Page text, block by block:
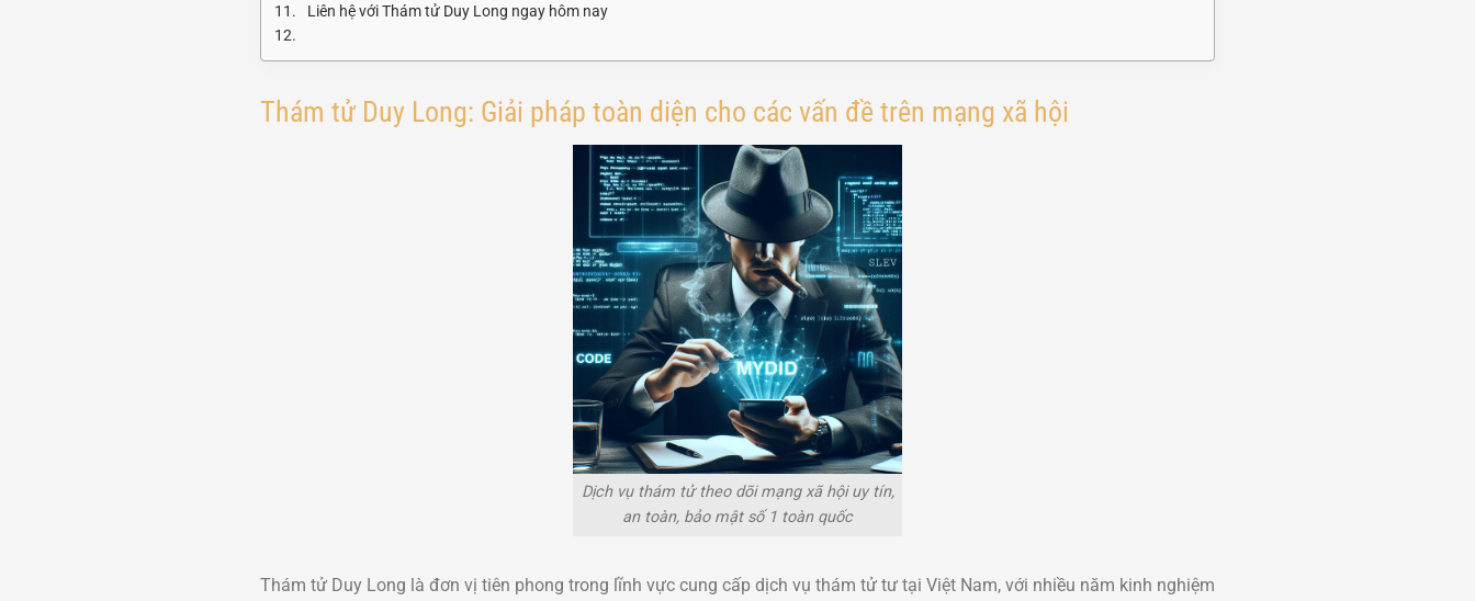
Liên hệ với Thám tử Duy Long ngay hôm nay
Thám tử Duy Long: Giải pháp toàn diện cho các vấn đề trên mạng xã hội
Dịch vụ thám tử theo dõi mạng xã hội uy tín,
an toàn, bảo mật số 1 toàn quốc
Thám tử Duy Long là đơn vị tiên phong trong lĩnh vực cung cấp dịch vụ thám tử tư tại Việt Nam, với nhiều năm kinh nghiệm